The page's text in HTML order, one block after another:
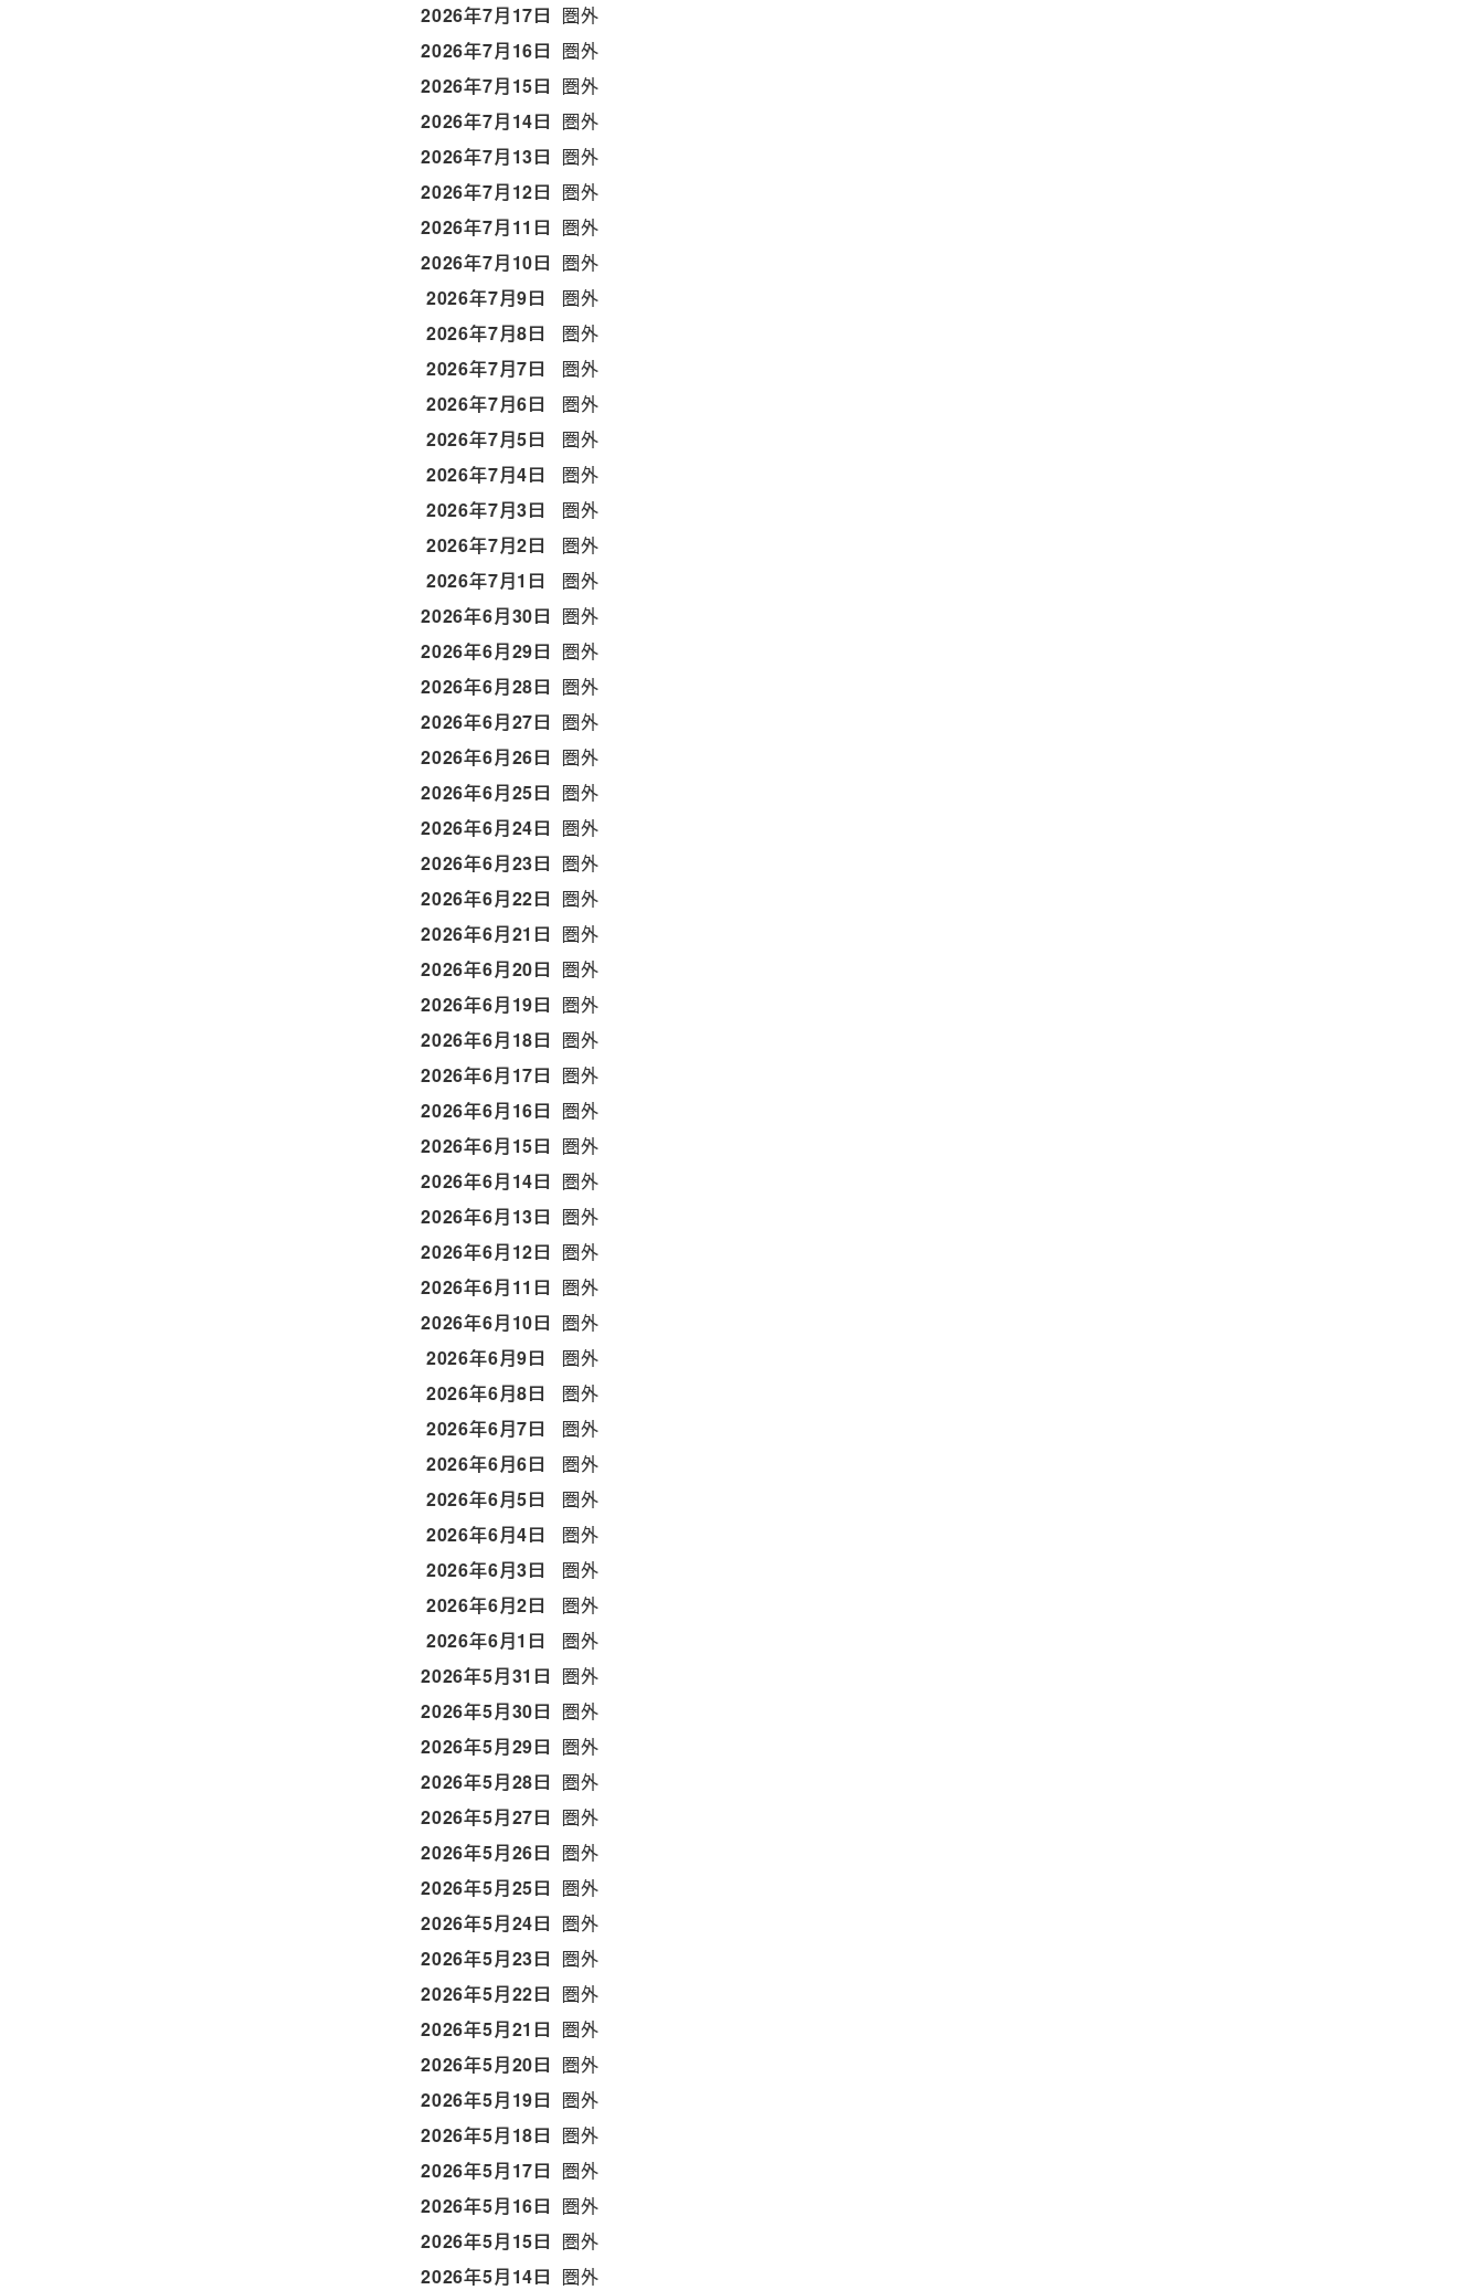
2026年7月17日 圏外
2026年7月16日 圏外
2026年7月15日 圏外
2026年7月14日 圏外
2026年7月13日 圏外
2026年7月12日 圏外
2026年7月11日 圏外
2026年7月10日 圏外
2026年7月9日
圏外
2026年7月8日
圏外
2026年7月7日
圏外
2026年7月6日
圏外
2026年7月5日
圏外
2026年7月4日
圏外
2026年7月3日
圏外
2026年7月2日
圏外
2026年7月1日
圏外
2026年6月30日 圏外
2026年6月29日 圏外
2026年6月28日 圏外
2026年6月27日 圏外
2026年6月26日 圏外
2026年6月25日 圏外
2026年6月24日 圏外
2026年6月23日 圏外
2026年6月22日 圏外
2026年6月21日 圏外
2026年6月20日 圏外
2026年6月19日 圏外
2026年6月18日 圏外
2026年6月17日 圏外
2026年6月16日 圏外
2026年6月15日 圏外
2026年6月14日 圏外
2026年6月13日 圏外
2026年6月12日 圏外
2026年6月11日 圏外
2026年6月10日 圏外
2026年6月9日
圏外
2026年6月8日
圏外
2026年6月7日
圏外
2026年6月6日
圏外
2026年6月5日
圏外
2026年6月4日
圏外
2026年6月3日
圏外
2026年6月2日
圏外
2026年6月1日
圏外
2026年5月31日 圏外
2026年5月30日 圏外
2026年5月29日 圏外
2026年5月28日 圏外
2026年5月27日 圏外
2026年5月26日 圏外
2026年5月25日 圏外
2026年5月24日 圏外
2026年5月23日 圏外
2026年5月22日 圏外
2026年5月21日 圏外
2026年5月20日 圏外
2026年5月19日 圏外
2026年5月18日 圏外
2026年5月17日 圏外
2026年5月16日 圏外
2026年5月15日 圏外
2026年5月14日 圏外